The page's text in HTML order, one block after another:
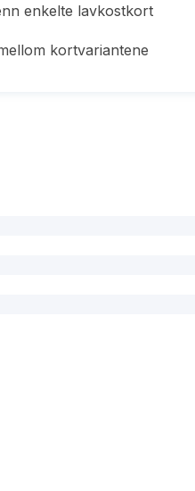
enkelte lavkostkort
kortvariantene